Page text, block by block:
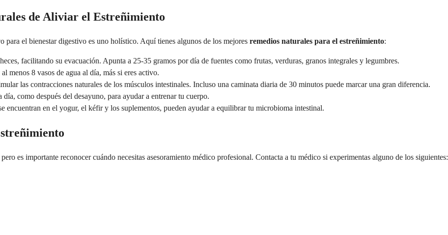
de Aliviar el Estreñimiento
el bienestar digestivo es uno holístico. Aquí tienes algunos de los mejores remedios naturales para el estreñimiento:
facilitando su evacuación. Apunta a 25-35 gramos por día de fuentes como frutas, verduras, granos integrales y legumbres.
menos 8 vasos de agua al día, más si eres activo.
las contracciones naturales de los músculos intestinales. Incluso una caminata diaria de 30 minutos puede marcar una gran diferencia.
como después del desayuno, para ayudar a entrenar tu cuerpo.
encuentran en el yogur, el kéfir y los suplementos, pueden ayudar a equilibrar tu microbioma intestinal.
es importante reconocer cuándo necesitas asesoramiento médico profesional. Contacta a tu médico si experimentas alguno de los siguientes: